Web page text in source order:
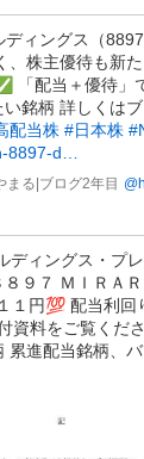
ィングス（
、株主優待も新
「配当＋優待」
銘柄 詳しくは
配当株 #日本株
8897-d…
まる|ブログ2年目 @
ディングス・プ
９７ ＭＩＲＡ
１円💯 配当利
資料をご覧くだ
累進配当銘柄、